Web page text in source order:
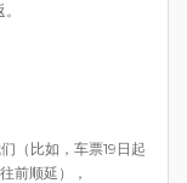
（比如，车票19日起
前顺延），